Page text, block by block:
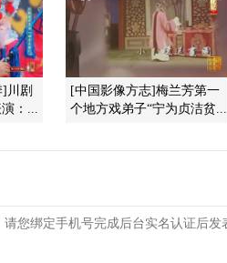
川剧
演：...
[中国影像方志]梅兰芳第一
个地方戏弟子“宁为贞洁贫...